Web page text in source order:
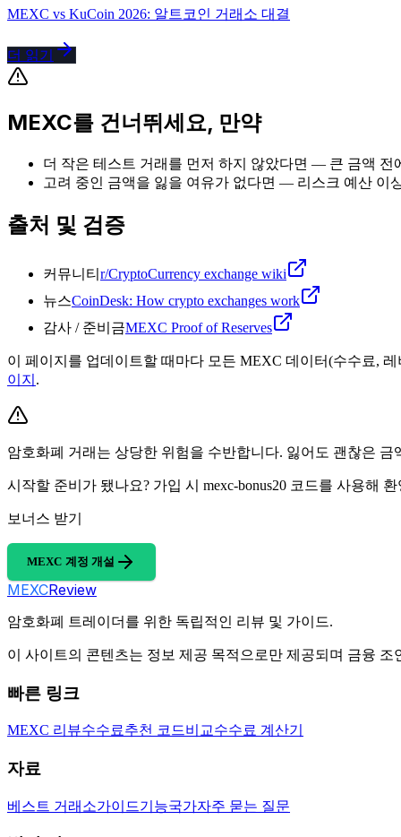
MEXC vs KuCoin 2026: 알트코인 거래소 대결
더 읽기
MEXC를 건너뛰세요, 만약
더 작은 테스트 거래를 먼저 하지 않았다면 — 큰 금액 전
고려 중인 금액을 잃을 여유가 없다면 — 리스크 예산 이
출처 및 검증
커뮤니티 r/CryptoCurrency exchange wiki
뉴스CoinDesk: How crypto exchanges work
감사 / 준비금MEXC Proof of Reserves
이 페이지를 업데이트할 때마다 모든 MEXC 데이터(수수료,
이지 .
암호화폐 거래는 상당한 위험을 수반합니다. 잃어도 괜찮은
시작할 준비가 됐나요? 가입 시 mexc-bonus20 코드를 사용해
보너스 받기
MEXC 계정 개설
MEXCReview
암호화폐 트레이더를 위한 독립적인 리뷰 및 가이드.
이 사이트의 콘텐츠는 정보 제공 목적으로만 제공되며 금융 조
빠른 링크
MEXC 리뷰수수료추천 코드비교수수료 계산기
자료
베스트 거래소가이드기능국가자주 묻는 질문